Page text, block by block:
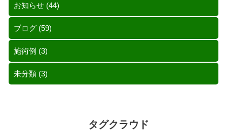
お知らせ (44)
ブログ (59)
施術例 (3)
未分類 (3)
タグクラウド